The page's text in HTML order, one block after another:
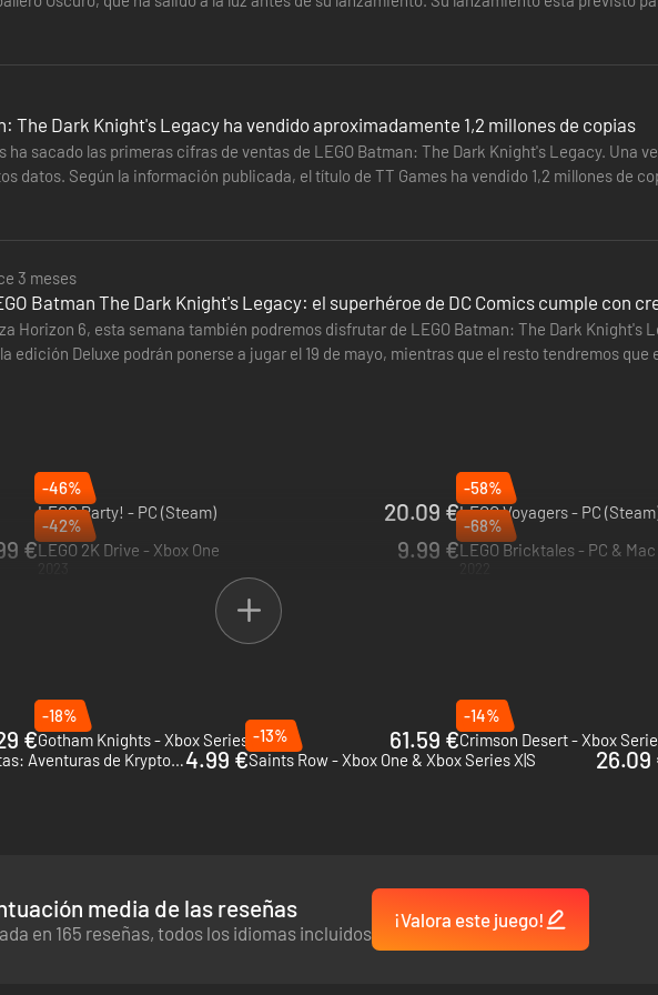
acción y aventura que se centra en la narrativa desarrollado por TT Games, los creadores
vendrá por separado el 18 de septiembre de 2026, y se incluirá con la Deluxe Edition de
The Dark Knight's Legacy ha vendido aproximadamente 1,2 millones de copias
ha sacado las primeras cifras de ventas de LEGO Batman: The Dark Knight's Legacy. Una
datos. Según la información publicada, el título de TT Games ha vendido 1,2 millones de
3 meses
Batman The Dark Knight's Legacy: el superhéroe de DC Comics cumple con
Horizon 6, esta semana también podremos disfrutar de LEGO Batman: The Dark Knight's
edición Deluxe podrán ponerse a jugar el 19 de mayo, mientras que el resto tendremos que
-46%
LEGO Party! - PC (Steam)
2025
20.09 €
-58%
LEGO Voyagers - PC
2025
€
-42%
LEGO 2K Drive - Xbox One
9.99 €
-68%
LEGO Bricktales - PC &
€
-18%
Gotham Knights - Xbox Series X|S
61.59 €
-14%
Crimson Desert - Xbox
DC Liga de Supermascotas: Aventuras de Krypto & Ace - Xbox One & Xbox Series X|S4.99 €
-13%
Saints Row - Xbox One & Xbox Series X|S
26.09
media de las reseñas
en 165 reseñas, todos los idiomas incluidos
¡Valora este juego!